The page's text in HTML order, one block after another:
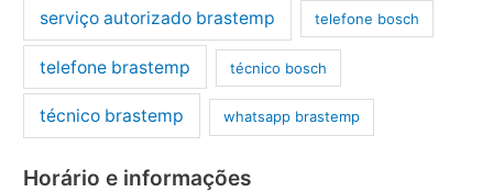
serviço autorizado brastemp telefone bosch
telefone brastemp técnico bosch
técnico brastemp whatsapp brastemp
Horário e informações